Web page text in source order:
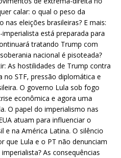
calar: o qual o peso da
eleições brasileiras? E mais:
está preparada para
tratando Trump com
nacional é pisoteada?
As hostilidades de Trump contra
no STF, pressão diplomática e
O governo Lula sob fogo
econômica e agora uma
O papel do imperialismo nas
atuam para influenciar o
e na América Latina. O silêncio
que Lula e o PT não denunciam
As consequências